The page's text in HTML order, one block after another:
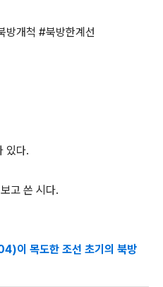
개척 #북방한계선
있다.
고 쓴 시다.
이 목도한 조선 초기의 북방